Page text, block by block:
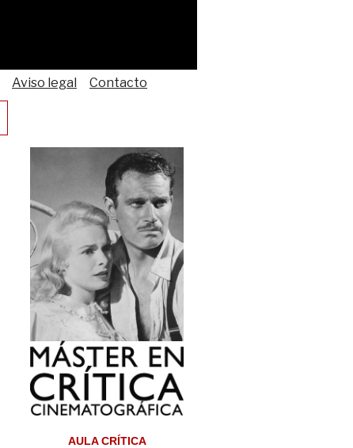
Aviso legal Contacto
AULA CRÍTICA